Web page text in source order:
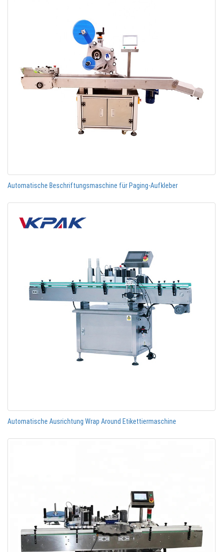
Automatische Beschriftungsmaschine für Paging-Aufkleber
Automatische Ausrichtung Wrap Around Etikettiermaschine